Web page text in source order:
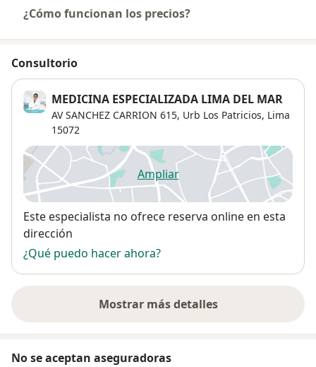
¿Cómo funcionan los precios?
Consultorio
MEDICINA ESPECIALIZADA LIMA DEL MAR
AV SANCHEZ CARRION 615, Urb Los Patricios, Lima
15072
Ampliarse abre en una nueva
Disponibilidad
Este especialista no ofrece reserva online en esta
dirección
¿Qué puedo hacer ahora?
Mostrar más detalles
sobre la dirección
No se aceptan aseguradoras